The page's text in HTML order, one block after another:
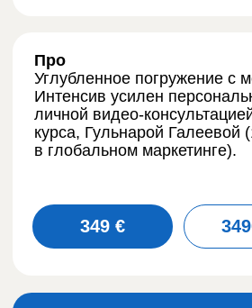
34900 ₽
349 €
Про макс за 2950 €
Полное ведение и сопровождение вас в
поиске работы в Европе! Включает в себя
встречами.
Личная поддержка автора курса
Гульнары Галеевой это не только
мотивации, ободрения, быстрого анализа